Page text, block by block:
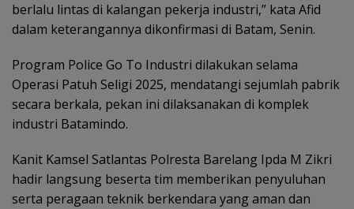
berlalu lintas di kalangan pekerja industri,” kata Afid
dalam keterangannya dikonfirmasi di Batam, Senin.
Program Police Go To Industri dilakukan selama
Operasi Patuh Seligi 2025, mendatangi sejumlah pabrik
secara berkala, pekan ini dilaksanakan di komplek
industri Batamindo.
Kanit Kamsel Satlantas Polresta Barelang Ipda M Zikri
hadir langsung beserta tim memberikan penyuluhan
serta peragaan teknik berkendara yang aman dan